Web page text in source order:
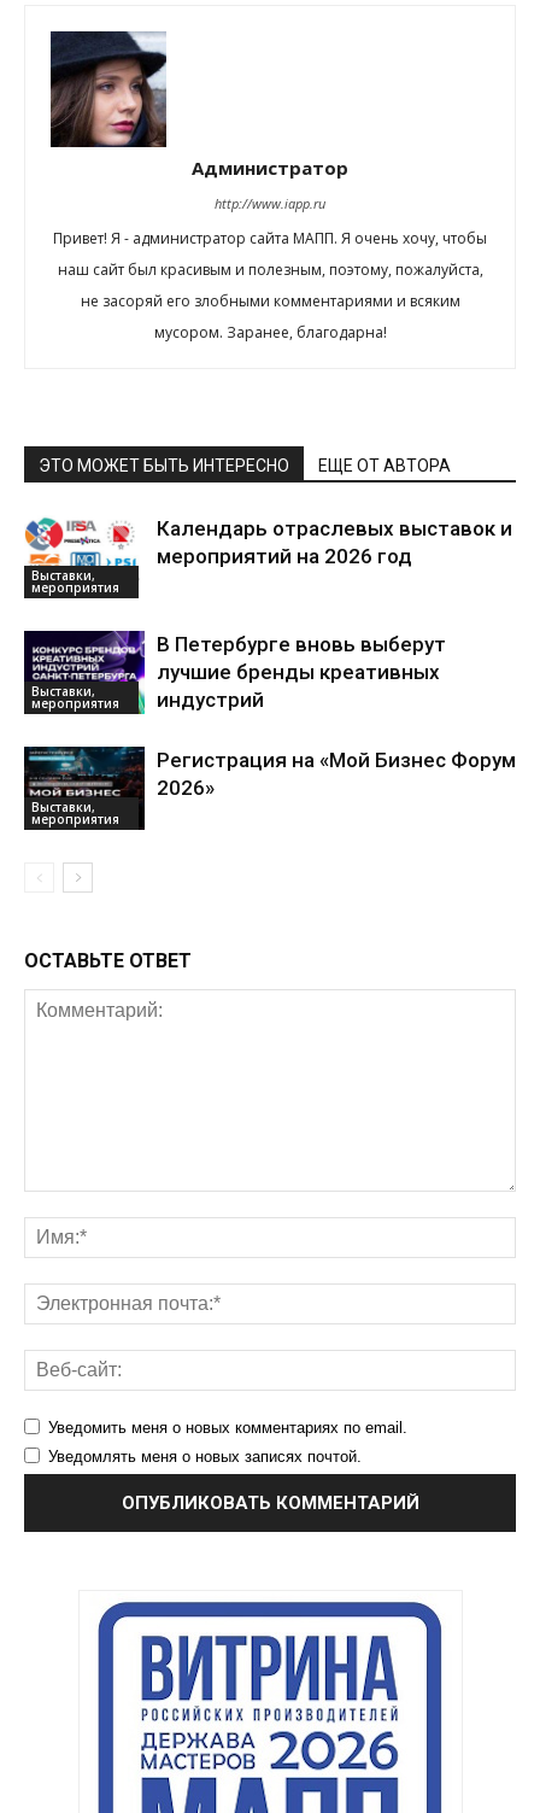
Администратор
http://www.iapp.ru
Привет! Я - администратор сайта МАПП. Я очень хочу, чтобы
наш сайт был красивым и полезным, поэтому, пожалуйста,
не засоряй его злобными комментариями и всяким
мусором. Заранее, благодарна!
ЭТО МОЖЕТ БЫТЬ ИНТЕРЕСНО ЕЩЕ ОТ АВТОРА
Выставки,
мероприятия
Календарь отраслевых выставок и
мероприятий на 2026 год
Выставки,
мероприятия
В Петербурге вновь выберут
лучшие бренды креативных
индустрий
Выставки,
мероприятия
Регистрация на «Мой Бизнес Форум
2026»
ОСТАВЬТЕ ОТВЕТ
Уведомить меня о новых комментариях по email.
Уведомлять меня о новых записях почтой.